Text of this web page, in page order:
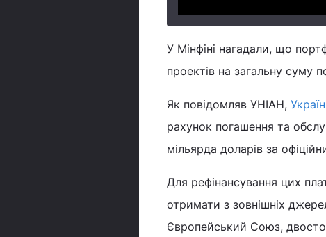
У Мінфіні нагадали, що
проектів на загальну суму
Як повідомляв УНІАН,
рахунок погашення та
мільярда доларів за
Для рефінансування цих
отримати з зовнішніх
Європейський Союз,